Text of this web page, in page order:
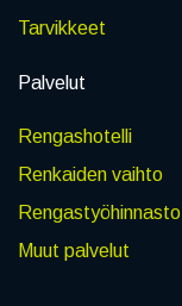
Tarvikkeet
Palvelut
Rengashotelli
Renkaiden vaihto
Rengastyöhinnasto
Muut palvelut